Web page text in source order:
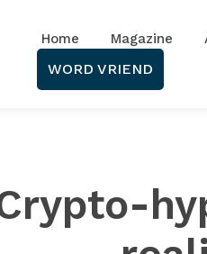
Home Magazine
WORD VRIEND